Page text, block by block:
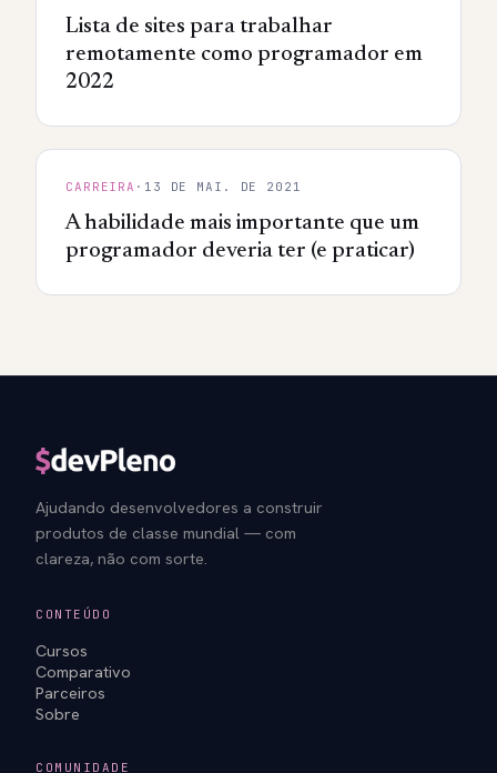
Lista de sites para trabalhar
remotamente como programador em
2022
CARREIRA · 13 DE MAI. DE 2021
A habilidade mais importante que um
programador deveria ter (e praticar)
Ajudando desenvolvedores a construir
produtos de classe mundial — com
clareza, não com sorte.
CONTEÚDO
Cursos
Comparativo
Parceiros
Sobre
COMUNIDADE